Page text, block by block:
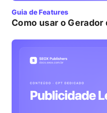
Guia de Features
Como usar o